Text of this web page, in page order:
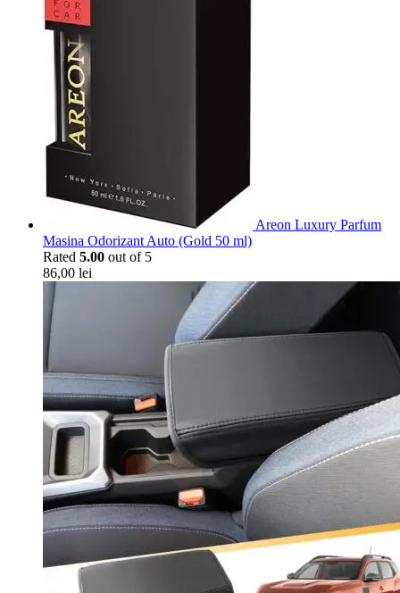
Areon Luxury Parfum
Masina Odorizant Auto (Gold 50 ml)
Rated 5.00 out of 5
86,00 lei